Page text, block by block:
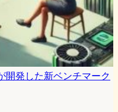
開発した新ベンチマーク